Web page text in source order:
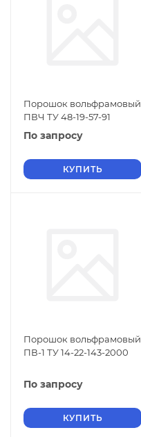
Порошок вольфрамовый
ПВЧ ТУ 48-19-57-91
По запросу
КУПИТЬ
Порошок вольфрамовый
ПВ-1 ТУ 14-22-143-2000
По запросу
КУПИТЬ